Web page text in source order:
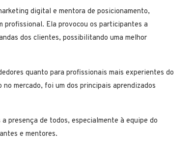
digital e mentora de posicionamento,
profissional. Ela provocou os participantes a
dos clientes, possibilitando uma melhor
quanto para profissionais mais experientes do
mercado, foi um dos principais aprendizados
presença de todos, especialmente à equipe do
e mentores.